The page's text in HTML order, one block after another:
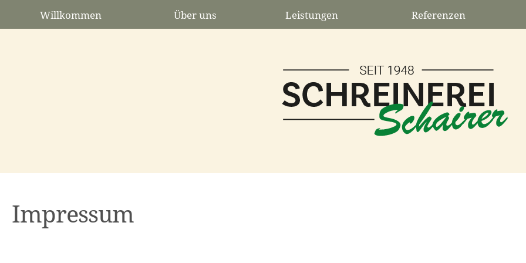
Willkommen Über uns Leistungen Referenzen
Impressum